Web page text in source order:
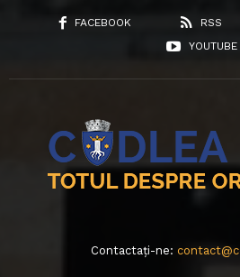
FACEBOOK RSS
YOUTUBE
Contactați-ne: